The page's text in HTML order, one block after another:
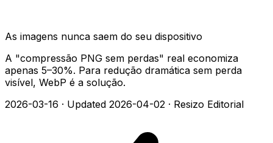
As imagens nunca saem do seu dispositivo
A "compressão PNG sem perdas" real economiza
apenas 5–30%. Para redução dramática sem perda
visível, WebP é a solução.
2026-03-16 · Updated 2026-04-02 · Resizo Editorial